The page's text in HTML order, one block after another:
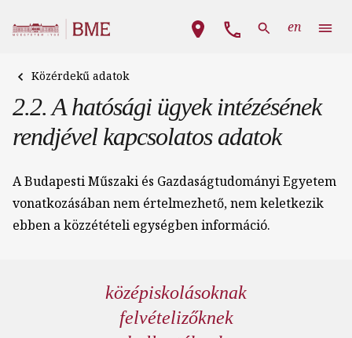
Fő navigáció
en
Közérdekű adatok
2.2. A hatósági ügyek intézésének
rendjével kapcsolatos adatok
A Budapesti Műszaki és Gazdaságtudományi Egyetem
vonatkozásában nem értelmezhető, nem keletkezik
ebben a közzétételi egységben információ.
középiskolásoknak
felvételizőknek